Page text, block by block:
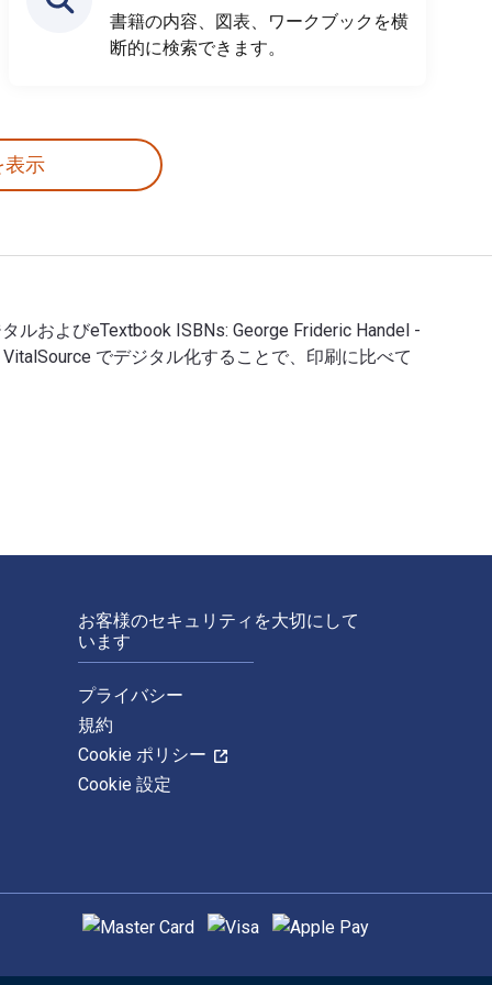
書籍の内容、図表、ワークブックを横
断的に検索できます。
表示
ルおよびeTextbook ISBNs: George Frideric Handel -
でデジタル化することで、印刷に比べて
お客様のセキュリティを大切にして
います
プライバシー
規約
Cookie ポリシー
Cookie 設定
サポートされている支払い方法